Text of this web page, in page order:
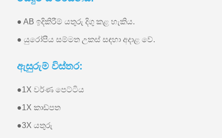
● AB ඉදිකිරීම් යතුරු දිගු කළ හැකිය.
● යුරෝපීය සම්මත උකස් සඳහා අදාළ වේ.
ඇසුරුම් විස්තර:
●1X වර්ණ පෙට්ටිය
●1X කාඩ්පත
●3X යතුරු